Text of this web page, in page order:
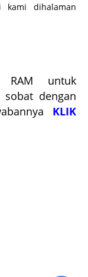
dihalaman
untuk
dengan
KLIK